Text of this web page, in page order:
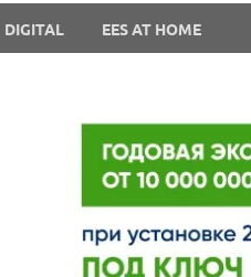
DIGITAL EES AT HOME